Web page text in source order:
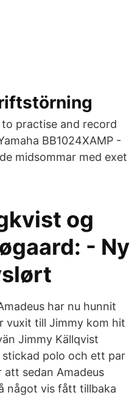
to practise and record
BB1024XAMP -
midsommar med exet
og
- Ny
har nu hunnit
vuxit till Jimmy kom hit
Jimmy Källqvist
polo och ett par
att sedan Amadeus
något vis fått tillbaka